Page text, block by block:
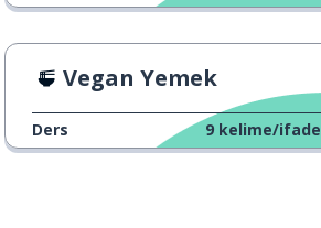
Vegan Yemek
Ders 9 kelime/ifade